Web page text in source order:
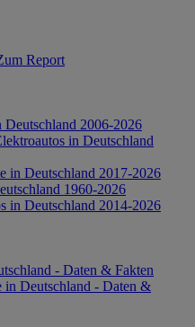
Report
2006-2026
in Deutschland
in Deutschland 2017-2026
1960-2026
in Deutschland 2014-2026
- Daten & Fakten
in Deutschland - Daten &